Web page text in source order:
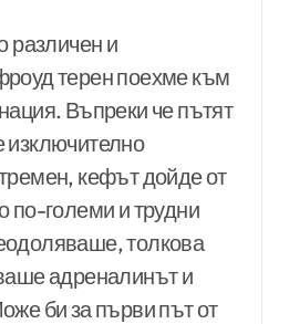
различен и
терен поехме към
Въпреки че пътят
кефът дойде от
по-големи и трудни
толкова
адреналинът и
би за първи път от